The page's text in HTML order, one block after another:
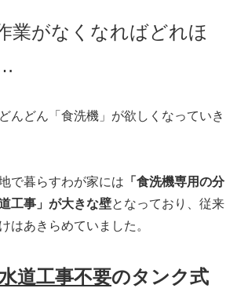
業がなくなればどれほ
んどん「食洗機」が欲しくなっていき
で暮らすわが家には 「食洗機専用の分
工事」が大きな壁となっており、従来
はあきらめていました。
道工事不要のタンク式